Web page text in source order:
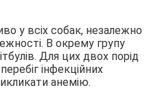
у всіх собак, незалежно
В окрему групу
Для цих двох порід
інфекційних
анемію.